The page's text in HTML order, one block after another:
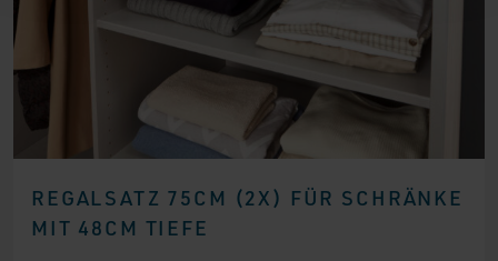
REGALSATZ 75CM (2X) FÜR SCHRÄNKE
MIT 48CM TIEFE